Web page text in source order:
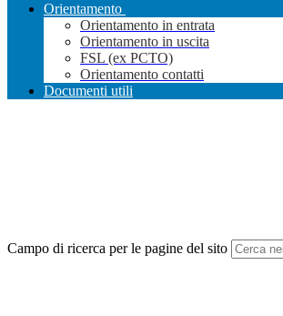
Orientamento
Orientamento in entrata
Orientamento in uscita
FSL (ex PCTO)
Orientamento contatti
Documenti utili
Campo di ricerca per le pagine del sito